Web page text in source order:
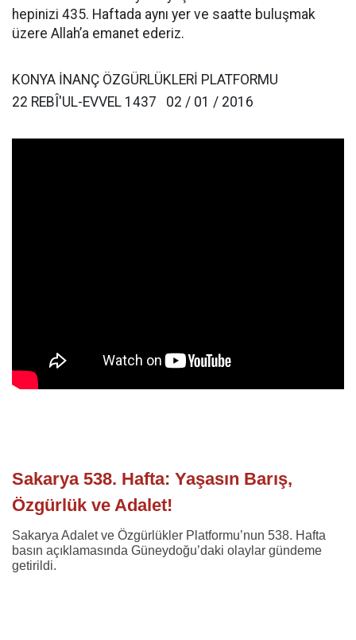
hepinizi 435. Haftada aynı yer ve saatte buluşmak
üzere Allah’a emanet ederiz.
KONYA İNANÇ ÖZGÜRLÜKLERİ PLATFORMU
22 REBÎ'UL-EVVEL 1437 02 / 01 / 2016
Sakarya 538. Hafta: Yaşasın Barış,
Özgürlük ve Adalet!
Sakarya Adalet ve Özgürlükler Platformu’nun 538. Hafta
basın açıklamasında Güneydoğu’daki olaylar gündeme
getirildi.